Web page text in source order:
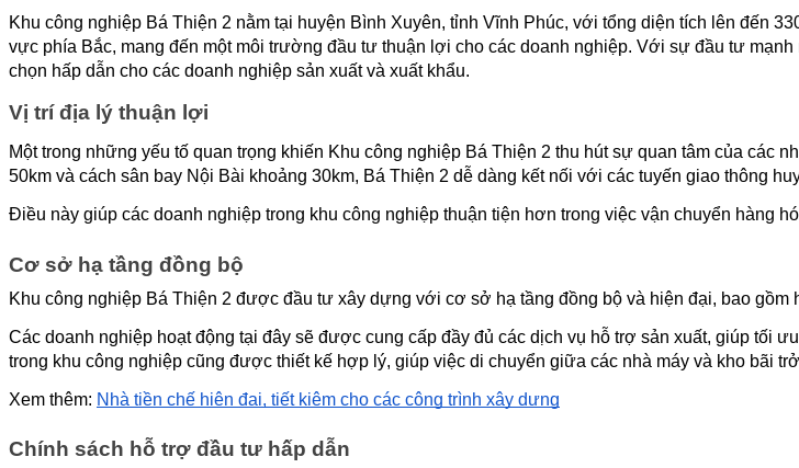
Khu công nghiệp Bá Thiện 2 nằm tại huyện Bình Xuyên, tỉnh Vĩnh Phúc, với tổng diện tích lên đến
vực phía Bắc, mang đến một môi trường đầu tư thuận lợi cho các doanh nghiệp. Với sự đầu tư
chọn hấp dẫn cho các doanh nghiệp sản xuất và xuất khẩu.
Vị trí địa lý thuận lợi
Một trong những yếu tố quan trọng khiến Khu công nghiệp Bá Thiện 2 thu hút sự quan tâm của các
50km và cách sân bay Nội Bài khoảng 30km, Bá Thiện 2 dễ dàng kết nối với các tuyến giao thông
Điều này giúp các doanh nghiệp trong khu công nghiệp thuận tiện hơn trong việc vận chuyển hàng
Cơ sở hạ tầng đồng bộ
Khu công nghiệp Bá Thiện 2 được đầu tư xây dựng với cơ sở hạ tầng đồng bộ và hiện đại, bao
Các doanh nghiệp hoạt động tại đây sẽ được cung cấp đầy đủ các dịch vụ hỗ trợ sản xuất, giúp tối
trong khu công nghiệp cũng được thiết kế hợp lý, giúp việc di chuyển giữa các nhà máy và kho bãi
Xem thêm: Nhà tiền chế hiện đại, tiết kiệm cho các công trình xây dựng
Chính sách hỗ trợ đầu tư hấp dẫn